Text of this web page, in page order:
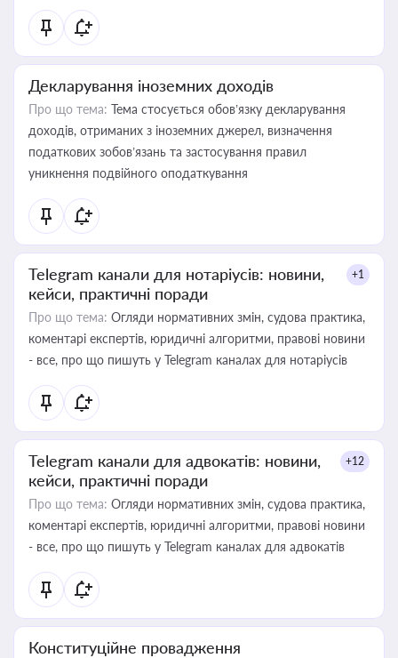
Декларування іноземних доходів
Про що тема: Тема стосується обов’язку декларування
доходів, отриманих з іноземних джерел, визначення
податкових зобов’язань та застосування правил
уникнення подвійного оподаткування
Telegram канали для нотаріусів: новини,
кейси, практичні поради
+1
Про що тема: Огляди нормативних змін, судова практика,
коментарі експертів, юридичні алгоритми, правові новини
- все, про що пишуть у Telegram каналах для нотаріусів
Telegram канали для адвокатів: новини,
кейси, практичні поради
+12
Про що тема: Огляди нормативних змін, судова практика,
коментарі експертів, юридичні алгоритми, правові новини
- все, про що пишуть у Telegram каналах для адвокатів
Конституційне провадження